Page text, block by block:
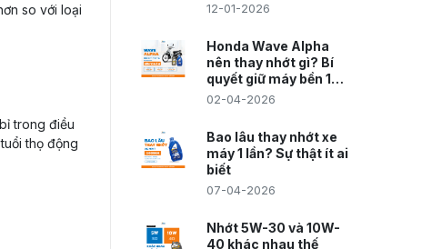
so với loại
trong điều
thọ động
12-01-2026
Honda Wave Alpha
nên thay nhớt gì? Bí
quyết giữ máy bền 10
năm
02-04-2026
Bao lâu thay nhớt xe
máy 1 lần? Sự thật ít ai
biết
07-04-2026
Nhớt 5W-30 và 10W-
40 khác nhau thế